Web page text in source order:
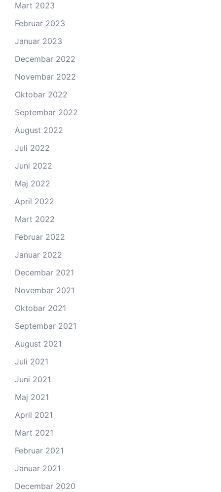
Mart 2023
Februar 2023
Januar 2023
Decembar 2022
Novembar 2022
Oktobar 2022
Septembar 2022
August 2022
Juli 2022
Juni 2022
Maj 2022
April 2022
Mart 2022
Februar 2022
Januar 2022
Decembar 2021
Novembar 2021
Oktobar 2021
Septembar 2021
August 2021
Juli 2021
Juni 2021
Maj 2021
April 2021
Mart 2021
Februar 2021
Januar 2021
Decembar 2020